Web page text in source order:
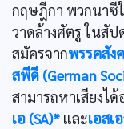
กฤษฎีกา พวกนาซี
วาดล้างศัตรู ในสัป
สมัครจากพรรคสัง
สพีดี (German
สามารถหาเสียงไ
เอ (SA)* และเอสเ